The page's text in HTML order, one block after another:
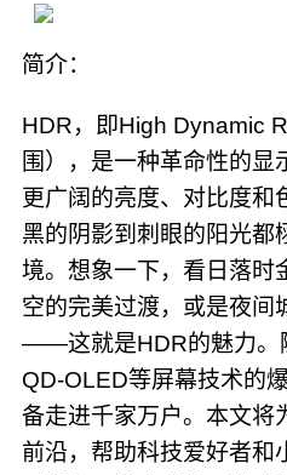
简介：
HDR，即High Dynamic
围），是一种革命性的显
更广阔的亮度、对比度和
黑的阴影到刺眼的阳光都
境。想象一下，看日落时
空的完美过渡，或是夜间
——这就是HDR的魅力。
QD-OLED等屏幕技术的
备走进千家万户。本文将
前沿，帮助科技爱好者和